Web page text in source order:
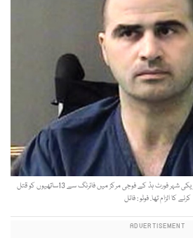
امریکی میجر ندال حسن پر 2009میں امریکی شہر فورٹ ہڈ کے فوجی مرکز میں فائرنگ سے 13ساتھیوں کو قتل
کرنے کا الزام تھا. فوٹو : فائل